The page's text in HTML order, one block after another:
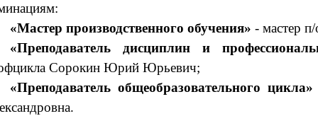
«Мастер производственного обучения» - мастер
«Преподаватель дисциплин и
Сорокин Юрий Юрьевич;
«Преподаватель общеобразовательного цикла»